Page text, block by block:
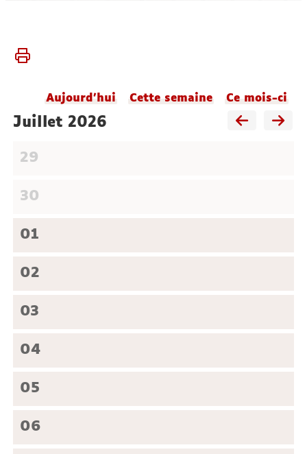
Vous
Accueil
laboratoireAujourd'hui Cette semaine Ce mois-ci
juillet 2026
29
30
01
02
03
04
05
06